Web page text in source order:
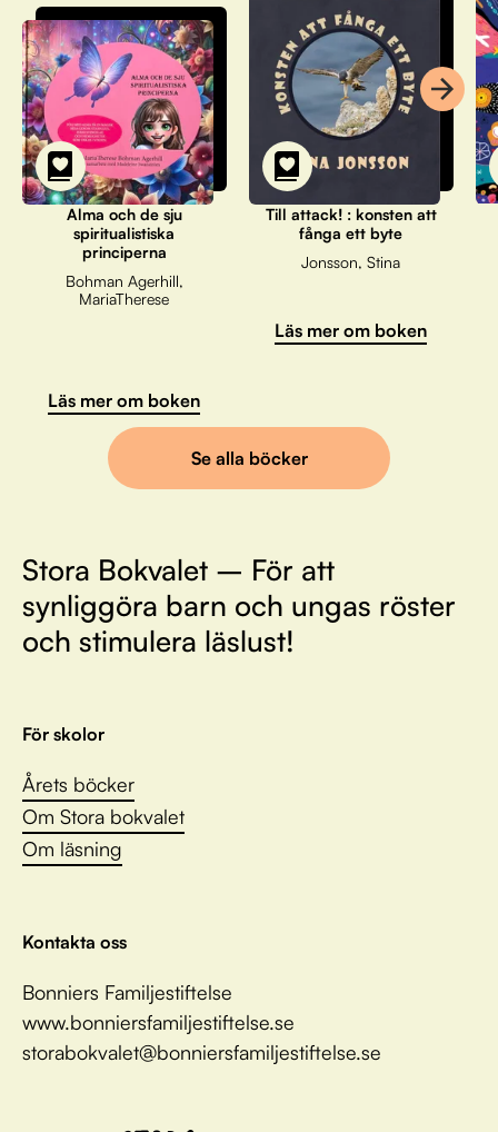
Alma och de sju
spiritualistiska
principerna
Bohman Agerhill,
MariaTherese
Läs mer om boken
Till attack! : konsten att
fånga ett byte
Jonsson, Stina
Läs mer om boken
Se alla böcker
Stora Bokvalet – För att
synliggöra barn och ungas röster
och stimulera läslust!
För skolor
Årets böcker
Om Stora bokvalet
Om läsning
Kontakta oss
Bonniers Familjestiftelse
www.bonniersfamiljestiftelse.se
storabokvalet@bonniersfamiljestiftelse.se